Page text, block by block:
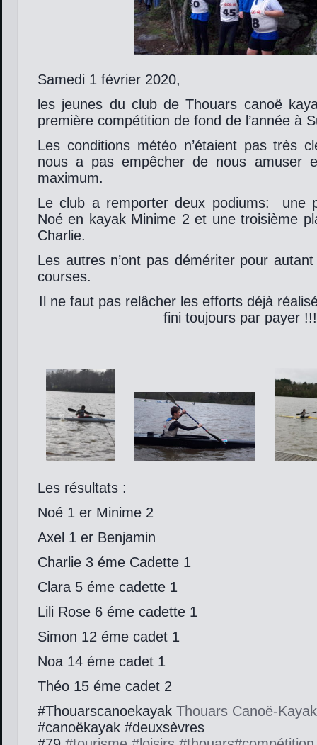
Samedi 1 février 2020,
les jeunes du club de Thouars canoë
première compétition de fond de l’année à
Les conditions météo n’étaient pas très
nous a pas empêcher de nous amuser
maximum.
Le club a remporter deux podiums: une
Noé en kayak Minime 2 et une troisième
Charlie.
Les autres n’ont pas démériter pour
courses.
Il ne faut pas relâcher les efforts déjà
fini toujours par payer !!!
Les résultats :
Noé 1 er Minime 2
Axel 1 er Benjamin
Charlie 3 éme Cadette 1
Clara 5 éme cadette 1
Lili Rose 6 éme cadette 1
Simon 12 éme cadet 1
Noa 14 éme cadet 1
Théo 15 éme cadet 2
#Thouarscanoekayak Thouars Canoë-Kayak
#canoëkayak #deuxsèvres